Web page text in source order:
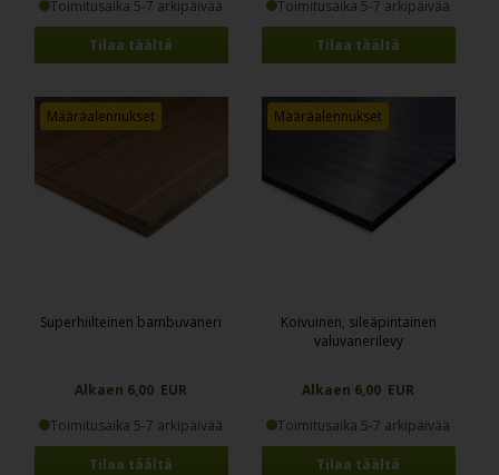
Toimitusaika 5-7 arkipäivää
Tilaa täältä
Toimitusaika 5-7 arkipäivää
Tilaa täältä
Määräalennukset
Superhiilteinen bambuvaneri
Alkaen 6,00 EUR
Toimitusaika 5-7 arkipäivää
Tilaa täältä
Määräalennukset
Koivuinen, sileäpintainen
valuvanerilevy
Alkaen 6,00 EUR
Toimitusaika 5-7 arkipäivää
Tilaa täältä